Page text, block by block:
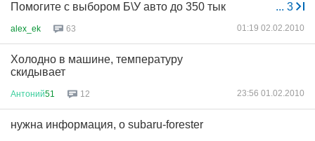
... 3
Помогите с выбором Б\У авто до 350 тык
alex_ek 63 01:19 02.02.2010
Холодно в машине, температуру
скидывает
Антоний51 12 23:56 01.02.2010
нужна информация, о subaru-forester